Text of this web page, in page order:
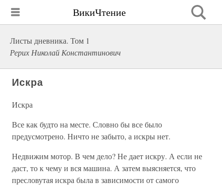
ВикиЧтение
Листы дневника. Том 1
Рерих Николай Константинович
Искра
Искра
Все как будто на месте. Словно бы все было
предусмотрено. Ничто не забыто, а искры нет.
Недвижим мотор. В чем дело? Не дает искру. А если не
даст, то к чему и вся машина. А затем выясняется, что
пресловутая искра была в зависимости от самого